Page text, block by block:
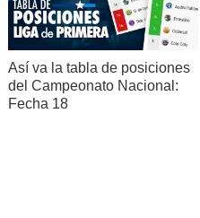
Así va la tabla de posiciones
del Campeonato Nacional:
Fecha 18